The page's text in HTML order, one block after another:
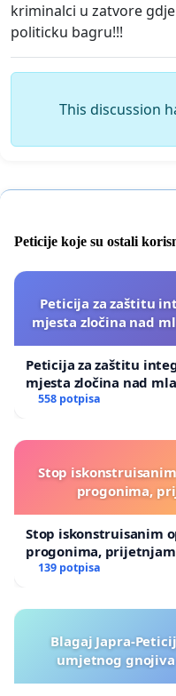
kriminalci u zatvore
politicku bagru!!!
This discussion
Peticije koje su ostali
Peticija za zaštitu
mjesta zločina nad
Peticija za zaštitu
mjesta zločina nad
558 potpisa
Stop
progonima,
Stop iskonstruisanim
progonima,
139 potpisa
Blagaj Japra-
umjetnog